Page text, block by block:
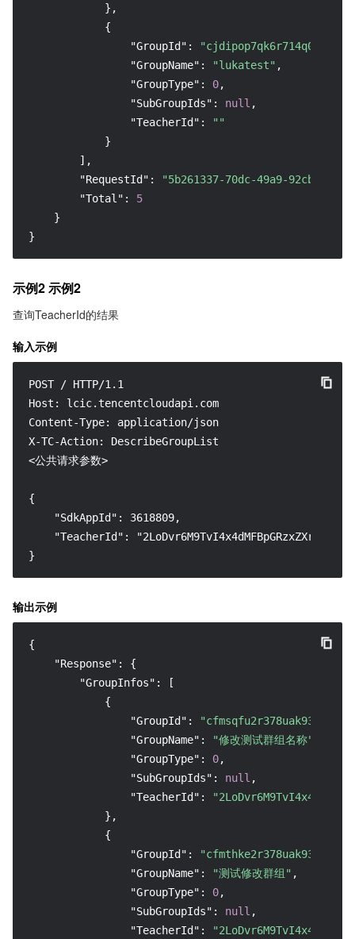
} ,
{
"GroupId" : "cjdipop7qk6r714q0fh0"
"GroupName" : "lukatest" ,
"GroupType" : 0,
"SubGroupIds" : null ,
"TeacherId" :
""
}
] ,
"RequestId" :
"5b261337-70dc-49a9-92cb-
"Total" :
5
}
}
示例2 示例2
查询TeacherId的结果
输入示例
POST / HTTP/1.1
Host: lcic.tencentcloudapi.com
Content-Type: application/json
X-TC-Action: DescribeGroupList
<公共请求参数>
{
    "SdkAppId": 3618809,
    "TeacherId": "2LoDvr6M9TvI4x4dMFBpGRzxZXr"
}
输出示例
{
"Response" :
{
"GroupInfos" :
[
{
"GroupId" : "cfmsqfu2r378uak93i70"
"GroupName" : "修改测试群组名称"
"GroupType" : 0,
"SubGroupIds" : null ,
"TeacherId" :
} ,
{
"GroupId" : "cfmthke2r378uak93ii0"
"GroupName" : "测试修改群组" ,
"GroupType" : 0,
"SubGroupIds" : null ,
"TeacherId" :